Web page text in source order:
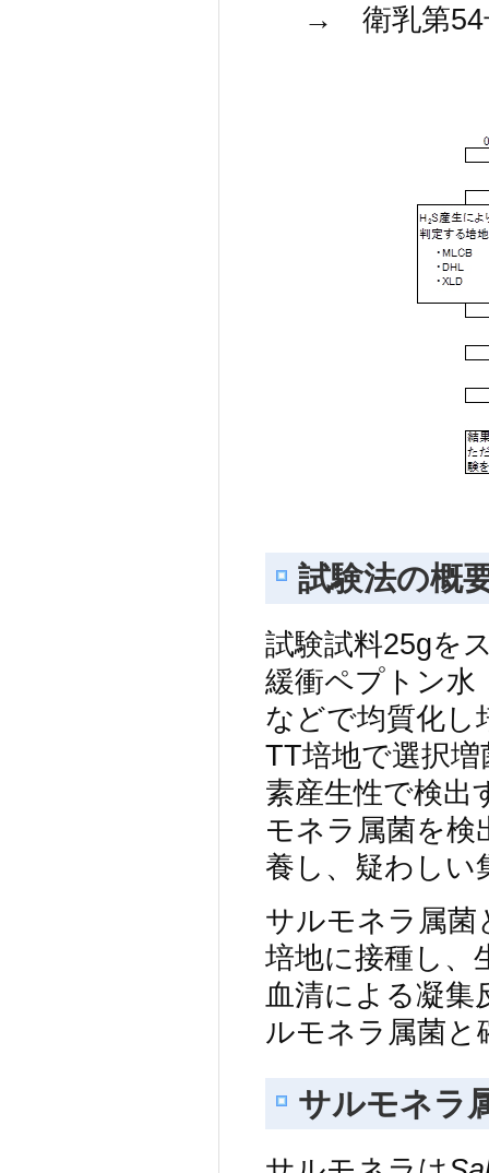
→ 衛乳第54
試験法の概
試験試料25gを
緩衝ペプトン水
などで均質化し
TT培地で選択
素産生性で検出
モネラ属菌を検
養し、疑わしい
サルモネラ属菌
培地に接種し、
血清による凝集
ルモネラ属菌と
サルモネラ